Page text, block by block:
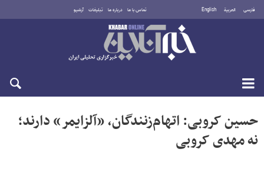
فارسی العربية English تماس با ما درباره ما تبلیغات آرشیو
شنبه ۱۷ مرداد ۱۴۰۵
حسین کروبی: اتهام‌زنندگان، «آلزایمر» دارند؛
نه مهدی کروبی